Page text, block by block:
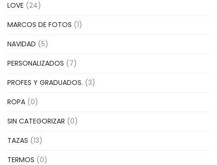
LOVE (24)
MARCOS DE FOTOS (1)
NAVIDAD (5)
PERSONALIZADOS (7)
PROFES Y GRADUADOS. (3)
ROPA (0)
SIN CATEGORIZAR (0)
TAZAS (13)
TERMOS (0)